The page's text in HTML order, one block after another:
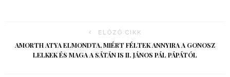
ELŐZŐ CIKK
AMORTH ATYA ELMONDTA, MIÉRT FÉLTEK ANNYIRA A GONOSZ
LELKEK ÉS MAGA A SÁTÁN IS II. JÁNOS PÁL PÁPÁTÓL